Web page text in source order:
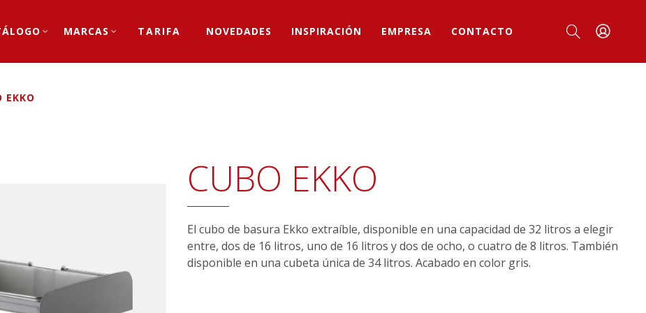
MARCAS TARIFA NOVEDADES INSPIRACIÓN EMPRESA CONTACTO
EKKO
CUBO EKKO
El cubo de basura Ekko extraíble, disponible en una capacidad de 32 litros a elegir
entre, dos de 16 litros, uno de 16 litros y dos de ocho, o cuatro de 8 litros. También
disponible en una cubeta única de 34 litros. Acabado en color gris.